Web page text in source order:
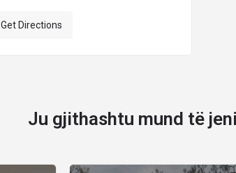
Get Directions
Ju gjithashtu mund të